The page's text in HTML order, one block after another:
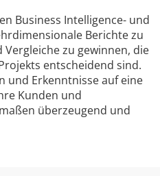
Business Intelligence- und
Berichte zu
zu gewinnen, die
entscheidend sind.
und Erkenntnisse auf eine
Kunden und
überzeugend und